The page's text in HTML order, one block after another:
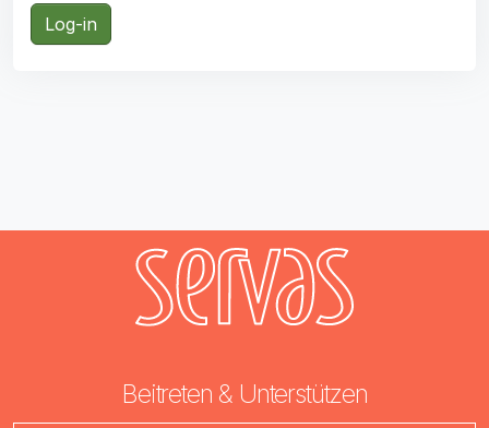
Log-in
Beitreten & Unterstützen